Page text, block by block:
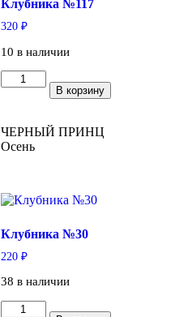
Клубника №117
320 ₽
10 в наличии
Количество
товара
В корзину
ЧЕРНЫЙ ПРИНЦ
Осень
Клубника №30
220 ₽
38 в наличии
Количество